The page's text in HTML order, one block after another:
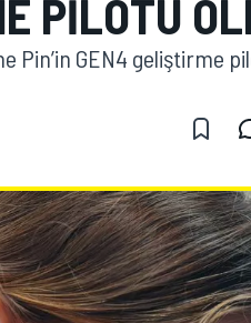
PILOTU
Pin’in GEN4 geliştirme